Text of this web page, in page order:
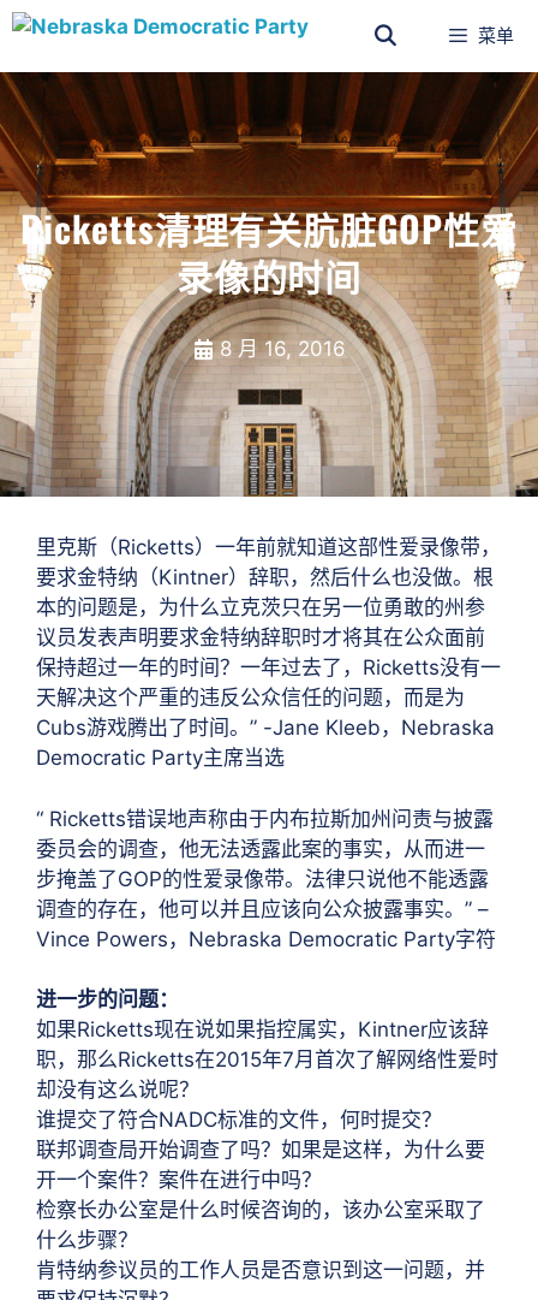
菜单
Ricketts清理有关肮脏GOP性爱
录像的时间
8 月 16, 2016
里克斯（Ricketts）一年前就知道这部性爱录像带，
要求金特纳（Kintner）辞职，然后什么也没做。根
本的问题是，为什么立克茨只在另一位勇敢的州参
议员发表声明要求金特纳辞职时才将其在公众面前
保持超过一年的时间？一年过去了，Ricketts没有一
天解决这个严重的违反公众信任的问题，而是为
Cubs游戏腾出了时间。” -Jane Kleeb，Nebraska
Democratic Party主席当选
“ Ricketts错误地声称由于内布拉斯加州问责与披露
委员会的调查，他无法透露此案的事实，从而进一
步掩盖了GOP的性爱录像带。法律只说他不能透露
调查的存在，他可以并且应该向公众披露事实。” –
Vince Powers，Nebraska Democratic Party字符
进一步的问题：
如果Ricketts现在说如果指控属实，Kintner应该辞
职，那么Ricketts在2015年7月首次了解网络性爱时
却没有这么说呢？
谁提交了符合NADC标准的文件，何时提交？
联邦调查局开始调查了吗？如果是这样，为什么要
开一个案件？案件在进行中吗？
检察长办公室是什么时候咨询的，该办公室采取了
什么步骤？
肯特纳参议员的工作人员是否意识到这一问题，并